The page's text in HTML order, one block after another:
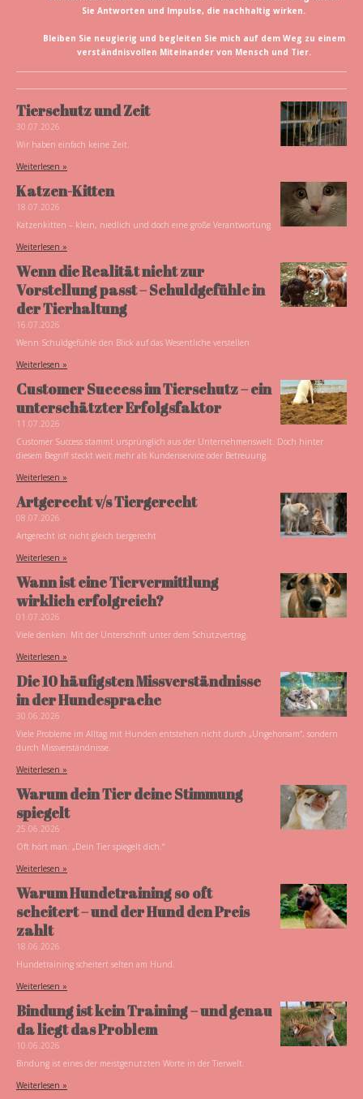
Sie Antworten und Impulse, die nachhaltig wirken.
Bleiben Sie neugierig und begleiten Sie mich auf dem Weg zu einem
verständnisvollen Miteinander von Mensch und Tier.
Tierschutz und Zeit
30.07.2026
Wir haben einfach keine Zeit.
Weiterlesen »
Katzen-Kitten
18.07.2026
Katzenkitten – klein, niedlich und doch eine große Verantwortung
Weiterlesen »
Wenn die Realität nicht zur
Vorstellung passt – Schuldgefühle in
der Tierhaltung
16.07.2026
Wenn Schuldgefühle den Blick auf das Wesentliche verstellen
Weiterlesen »
Customer Success im Tierschutz – ein
unterschätzter Erfolgsfaktor
11.07.2026
Customer Success stammt ursprünglich aus der Unternehmenswelt. Doch hinter
diesem Begriff steckt weit mehr als Kundenservice oder Betreuung.
Weiterlesen »
Artgerecht v/s Tiergerecht
08.07.2026
Artgerecht ist nicht gleich tiergerecht
Weiterlesen »
Wann ist eine Tiervermittlung
wirklich erfolgreich?
01.07.2026
Viele denken: Mit der Unterschrift unter dem Schutzvertrag.
Weiterlesen »
Die 10 häufigsten Missverständnisse
in der Hundesprache
30.06.2026
Viele Probleme im Alltag mit Hunden entstehen nicht durch „Ungehorsam“, sondern
durch Missverständnisse.
Weiterlesen »
Warum dein Tier deine Stimmung
spiegelt
25.06.2026
Oft hört man: „Dein Tier spiegelt dich.“
Weiterlesen »
Warum Hundetraining so oft
scheitert – und der Hund den Preis
zahlt
18.06.2026
Hundetraining scheitert selten am Hund.
Weiterlesen »
Bindung ist kein Training – und genau
da liegt das Problem
10.06.2026
Bindung ist eines der meistgenutzten Worte in der Tierwelt.
Weiterlesen »